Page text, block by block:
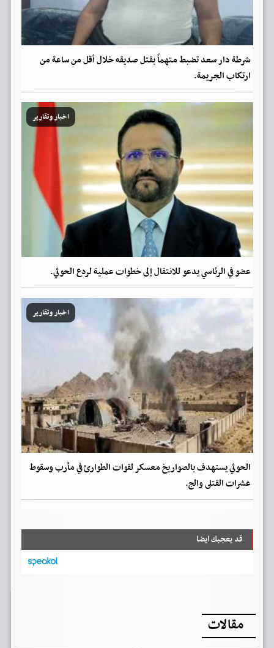
شرطة دار سعد تضبط متهماً بقتل صديقه خلال أقل من ساعة من
ارتكاب الجريمة.
اخبار وتقارير
عضو في الرئاسي يدعو للانتقال إلى خطوات عملية لردع الحوثي.
اخبار وتقارير
الحوثي يستهدف بالصواريخ معسكر لقوات الطوارئ في مأرب وسقوط
عشرات القتلى والج.
قد يعجبك ايضا
مقالات